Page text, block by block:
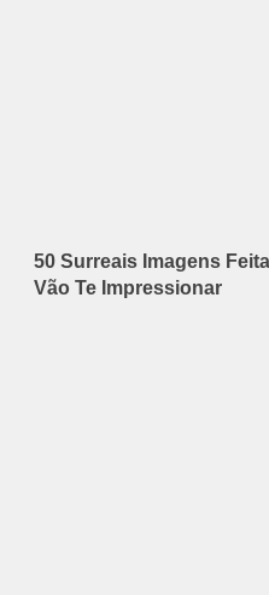
50 Surreais Imagens
Vão Te Impressionar